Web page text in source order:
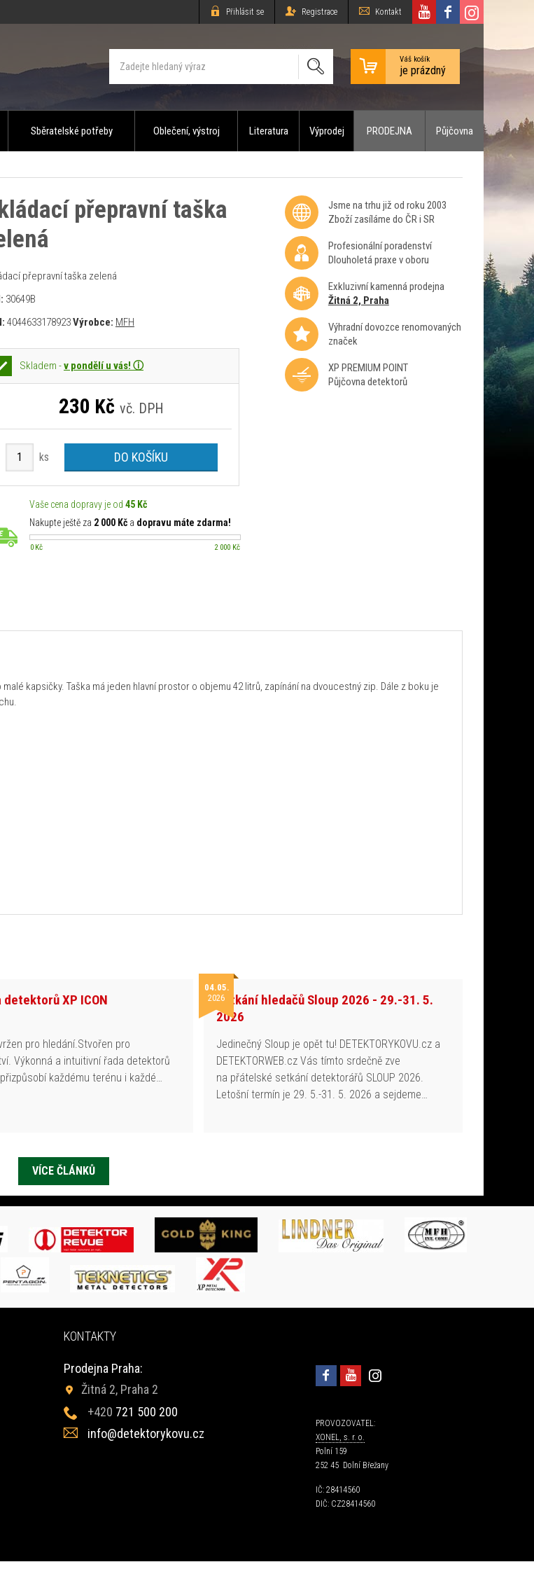
Přihlásit se Registrace Kontakt
Váš košík
je prázdný
Sběratelské potřeby Oblečení, výstroj Literatura Výprodej PRODEJNA Půjčovna
přepravní taška
přepravní taška zelená
30649B
4044633178923Výrobce: MFH
Skladem -v pondělí u vás! ⓘ
230 Kč vč. DPH
ks DO KOŠÍKU
Vaše cena dopravy je od 45 Kč
Nakupte ještě za 2 000 Kča dopravu máte zdarma!
0 Kč 2 000 Kč
Jsme na trhu již od roku 2003
Zboží zasíláme do ČR i SR
Profesionální poradenství
Dlouholetá praxe v oboru
Exkluzivní kamenná prodejna
Žitná 2, Praha
Výhradní dovozce renomovaných
značek
XP PREMIUM POINT
Půjčovna detektorů
kapsičky. Taška má jeden hlavní prostor o objemu 42 litrů, zapínání na dvoucestný zip. Dále z boku je
detektorů XP ICON
pro hledání.Stvořen pro
Výkonná a intuitivní řada detektorů
přizpůsobí každému terénu i každé…
04.05.
2026Setkání hledačů Sloup 2026 - 29.-31. 5.
2026
Jedinečný Sloup je opět tu! DETEKTORYKOVU.cz a
DETEKTORWEB.cz Vás tímto srdečně zve
na přátelské setkání detektorářů SLOUP 2026.
Letošní termín je 29. 5.-31. 5. 2026 a sejdeme…
VÍCE ČLÁNKŮ
KONTAKTY
PROVOZOVATEL:
XONEL, s. r. o.
Polní 159
252 45 Dolní Břežany
IČ: 28414560
DIČ: CZ28414560
Prodejna Praha:
Žitná 2, Praha 2
+420 721 500 200
info@detektorykovu.cz